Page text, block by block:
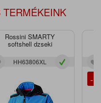
Rossini SMARTY
softshell dzseki
HH63806XL
-